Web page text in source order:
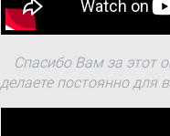
Спасибо Вам за этот
делаете постоянно для